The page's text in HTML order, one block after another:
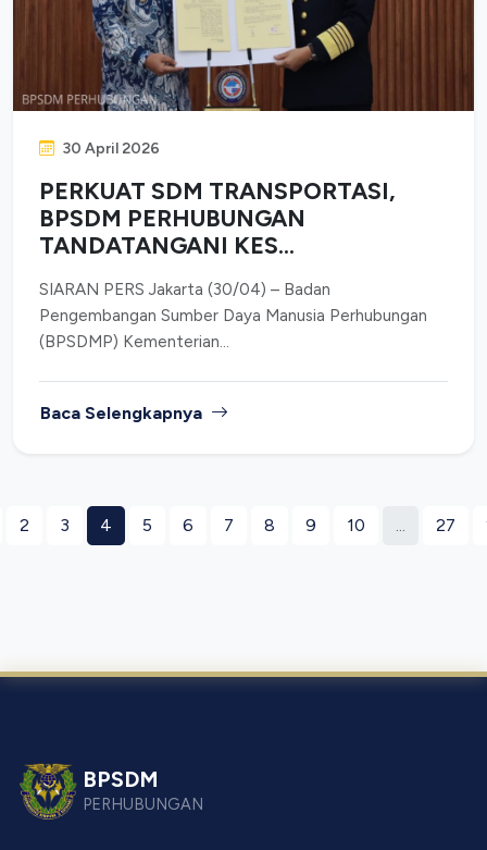
30 April 2026
PERKUAT SDM TRANSPORTASI,
BPSDM PERHUBUNGAN
TANDATANGANI KES...
SIARAN PERS Jakarta (30/04) – Badan
Pengembangan Sumber Daya Manusia Perhubungan
(BPSDMP) Kementerian...
Baca Selengkapnya
2 3 4 5 6 7 8 9 10 ... 27
BPSDM
PERHUBUNGAN